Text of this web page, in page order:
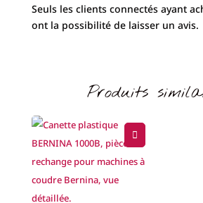
Seuls les clients connectés ayant
ont la possibilité de laisser un avis.
Produits